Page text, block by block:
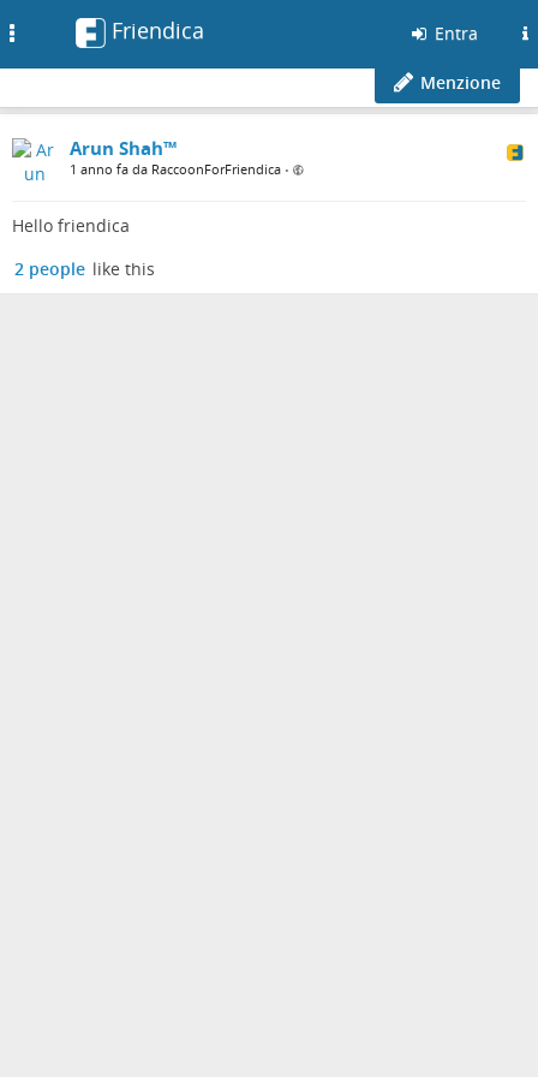
Friendica Entra
Menzione
Arun Shah™
1 anno fa da RaccoonForFriendica •
Hello friendica
2 people like this